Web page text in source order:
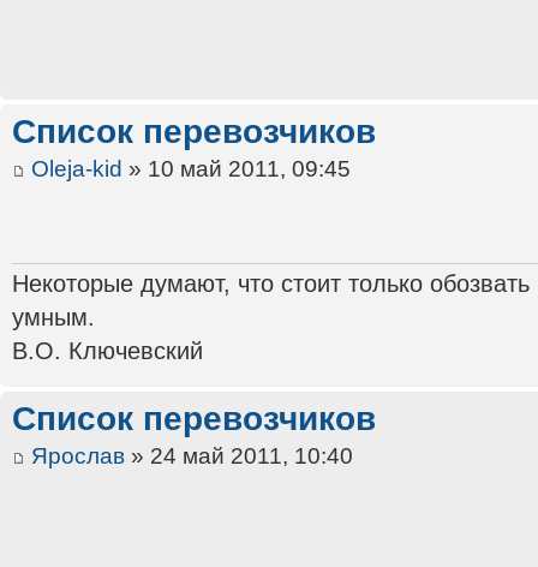
Список перевозчиков
Oleja-kid » 10 май 2011, 09:45
Некоторые думают, что стоит только
умным.
В.О. Ключевский
Список перевозчиков
Ярослав » 24 май 2011, 10:40